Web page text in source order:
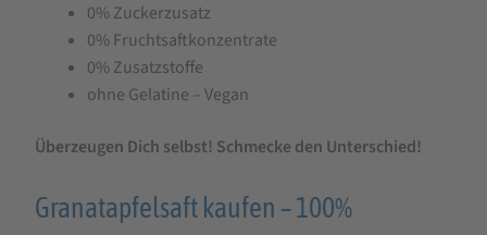
0% Zuckerzusatz
0% Fruchtsaftkonzentrate
0% Zusatzstoffe
ohne Gelatine – Vegan
Überzeugen Dich selbst! Schmecke den Unterschied!
Granatapfelsaft kaufen – 100%